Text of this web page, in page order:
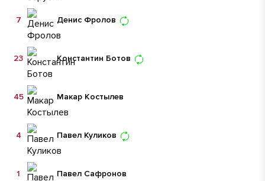
Денис Фролов
7
Константин Ботов
23
Макар Костылев
45
Павел Куликов
4
Павел Сафронов
1